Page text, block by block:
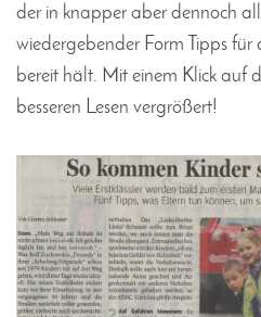
der in knapper aber dennoch
wiedergebender Form Tipps für
bereit hält. Mit einem Klick auf
besseren Lesen vergrößert!